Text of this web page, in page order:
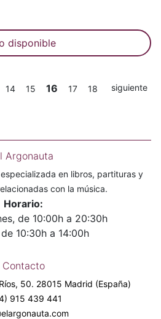
disponible
14 15 16 17
18
siguiente
Argonauta
en libros, partituras y
con la música.
Horario:
de 10:00h a 20:30h
10:30h a 14:00h
Contacto
50. 28015 Madrid (España)
915 439 441